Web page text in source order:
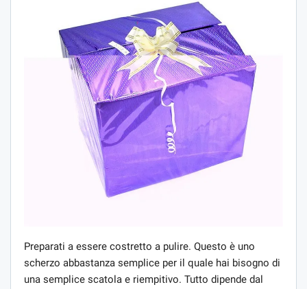
Preparati a essere costretto a pulire. Questo è uno
scherzo abbastanza semplice per il quale hai bisogno di
una semplice scatola e riempitivo. Tutto dipende dal